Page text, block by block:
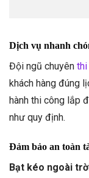
Dịch vụ nhanh
Đội ngũ chuyên
khách hàng đúng
hành thi công lắp
như quy định.
Đảm bảo an toàn
Bạt kéo ngoài